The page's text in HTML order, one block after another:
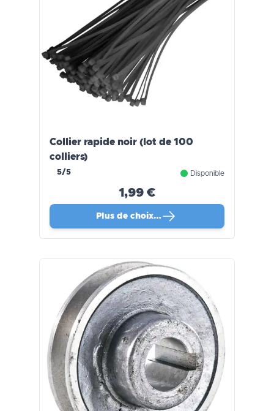
Collier rapide noir (lot de 100
colliers)
5/5 Disponible
1,99 €
Plus de choix…